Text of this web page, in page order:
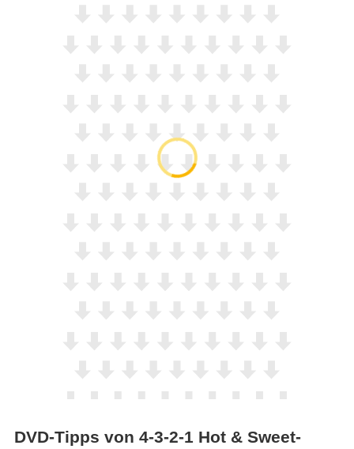
DVD-Tipps von 4-3-2-1 Hot & Sweet-